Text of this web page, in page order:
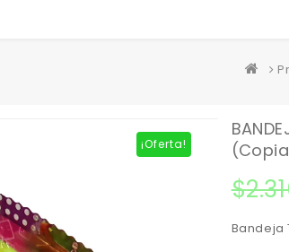
¡Oferta!
$
Bandeja